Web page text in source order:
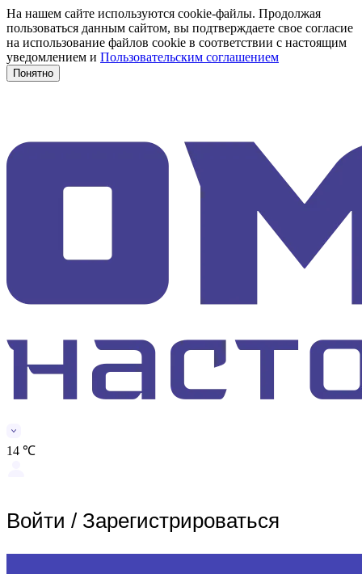
На нашем сайте используются cookie-файлы. Продолжая
пользоваться данным сайтом, вы подтверждаете свое согласие
на использование файлов cookie в соответствии с настоящим
уведомлением и Пользовательским соглашением
Понятно
14 ℃
Войти / Зарегистрироваться